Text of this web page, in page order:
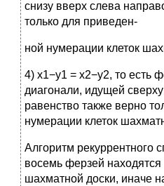
снизу вверх слева
только для приведен-
ной нумерации клеток
4) x1−y1 = x2−y2, то есть
диагонали, идущей
равенство также верно
нумерации клеток
Алгоритм рекуррентного
восемь ферзей
шахматной доски, иначе